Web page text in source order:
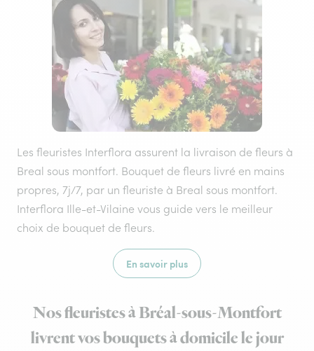
Les fleuristes Interflora assurent la livraison de fleurs à
Breal sous montfort. Bouquet de fleurs livré en mains
propres, 7j/7, par un fleuriste à Breal sous montfort.
Interflora Ille-et-Vilaine vous guide vers le meilleur
choix de bouquet de fleurs.
En savoir plus
Nos fleuristes à Bréal-sous-Montfort
livrent vos bouquets à domicile le jour